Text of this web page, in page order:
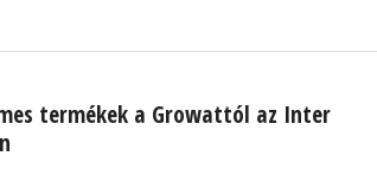
termékek a Growattól az Inter